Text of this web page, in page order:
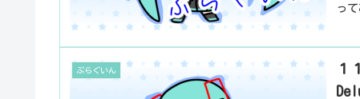
っ
ぷらぐいん
１